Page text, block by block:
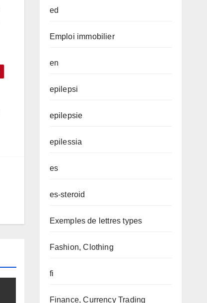
ed
Emploi immobilier
en
epilepsi
epilepsie
epilessia
es
es-steroid
Exemples de lettres types
Fashion, Clothing
fi
Finance, Currency Trading